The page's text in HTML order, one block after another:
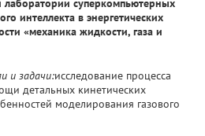
лаборатории суперкомпьютерных
интеллекта в энергетических
«механика жидкости, газа и
и задачи:исследование процесса
детальных кинетических
моделирования газового